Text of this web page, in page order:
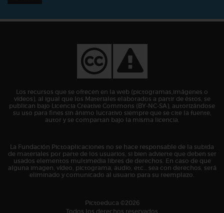
Los recursos que se ofrecen en la web (pictogramas,imágenes o
vídeos), al igual que los Materiales elaborados a partir de éstos, se
publican bajo Licencia Creative Commons (BY-NC-SA), autorizándose
su uso para fines sin ánimo lucrativo siempre que se cite la fuente,
autor y se compartan bajo la misma licencia.
La Fundación Pictoaplicaciones no se hace responsable de la subida
de materiales por parte de los usuarios, si bien advierte que deben ser
usados elementos multimedia libres de derechos. En caso de que
alguna imagen, vídeo, pictograma, audio, etc… sea con derechos, será
eliminado y comunicado al usuario para su reemplazo.
Pictoeduca ©2026
Todos los derechos reservados